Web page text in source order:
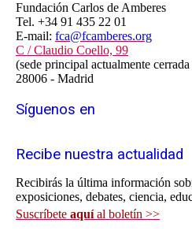
Fundación Carlos de Amberes
Tel. +34 91 435 22 01
E-mail: fca@fcamberes.org
C / Claudio Coello, 99
(sede principal actualmente
28006 - Madrid
Síguenos en
Recibe nuestra actualidad
Recibirás la última información
exposiciones, debates, ciencia,
Suscríbete aquíal boletín >>